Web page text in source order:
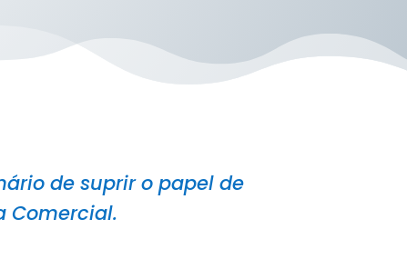
de suprir o papel de
Comercial.